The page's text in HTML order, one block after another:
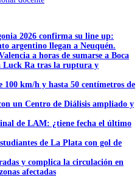
2026 confirma su line up:
argentino llegan a Neuquén.
a horas de sumarse a Boca
Luck Ra tras la ruptura y
100 km/h y hasta 50 centímetros de
un Centro de Diálisis ampliado y
de LAM: ¿tiene fecha el último
de La Plata con gol de
y complica la circulación en
afectadas